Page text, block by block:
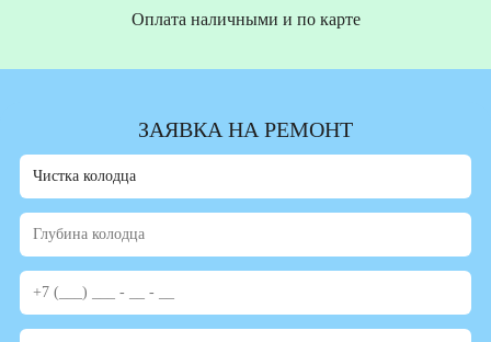
Оплата наличными и по карте
ЗАЯВКА НА РЕМОНТ